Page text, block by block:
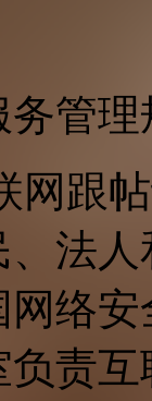
管理
网跟
法
网络
责